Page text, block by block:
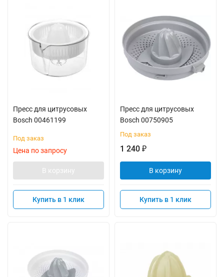
Пресс для цитрусовых
Bosch 00461199
Под заказ
Цена по запросу
В корзину
Купить в 1 клик
Пресс для цитрусовых
Bosch 00750905
Под заказ
1 240 ₽
В корзину
Купить в 1 клик